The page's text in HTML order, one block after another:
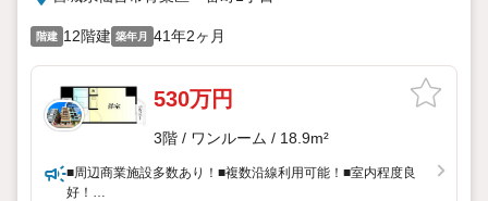
階建 12階建 築年月 41年2ヶ月
530万円
3階 / ワンルーム / 18.9m²
■周辺商業施設多数あり！■複数沿線利用可能！■室内程度良
好！